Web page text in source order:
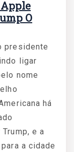
O
presidente
ligar
nome
há
e a
a cidade